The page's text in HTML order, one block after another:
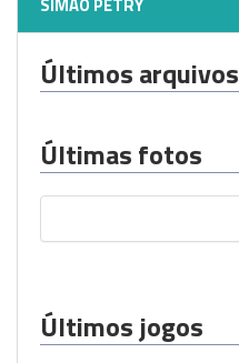
Últimos arquivos
Últimas fotos
Últimos jogos